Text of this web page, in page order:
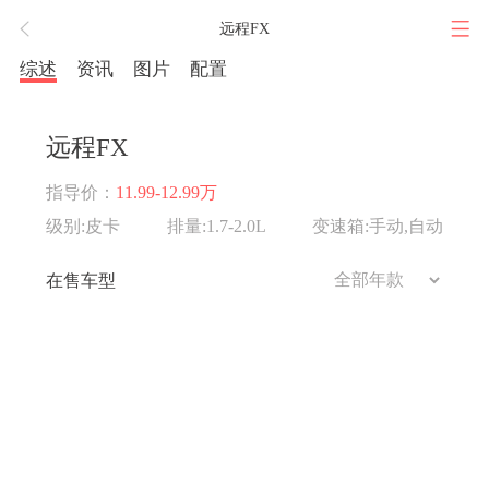
远程FX
综述 资讯 图片 配置
远程FX
指导价： 11.99-12.99万
级别:皮卡
排量:1.7-2.0L 变速箱:手动,自动
在售车型